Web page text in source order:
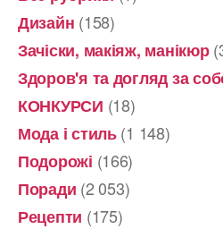
Дизайн (158)
Зачіски, макіяж, манікюр
Здоров'я та догляд за
КОНКУРСИ (18)
Мода і стиль(1 148)
Подорожі (166)
Поради (2 053)
Рецепти (175)